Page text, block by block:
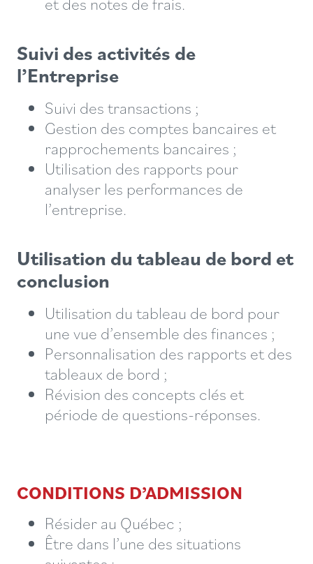
Suivi des activités de
l’Entreprise
Suivi des transactions ;
Gestion des comptes bancaires et
rapprochements bancaires ;
Utilisation des rapports pour
analyser les performances de
l’entreprise.
Utilisation du tableau de bord et
conclusion
Utilisation du tableau de bord pour
une vue d’ensemble des finances ;
Personnalisation des rapports et des
tableaux de bord ;
Révision des concepts clés et
période de questions-réponses.
CONDITIONS D’ADMISSION
Résider au Québec ;
Être dans l’une des situations